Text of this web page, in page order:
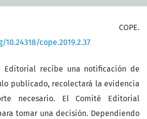
COPE.
cope.2019.2.37
Editorial recibe una notificación de
publicado, recolectará la evidencia
necesario. El Comité Editorial
tomar una decisión. Dependiendo